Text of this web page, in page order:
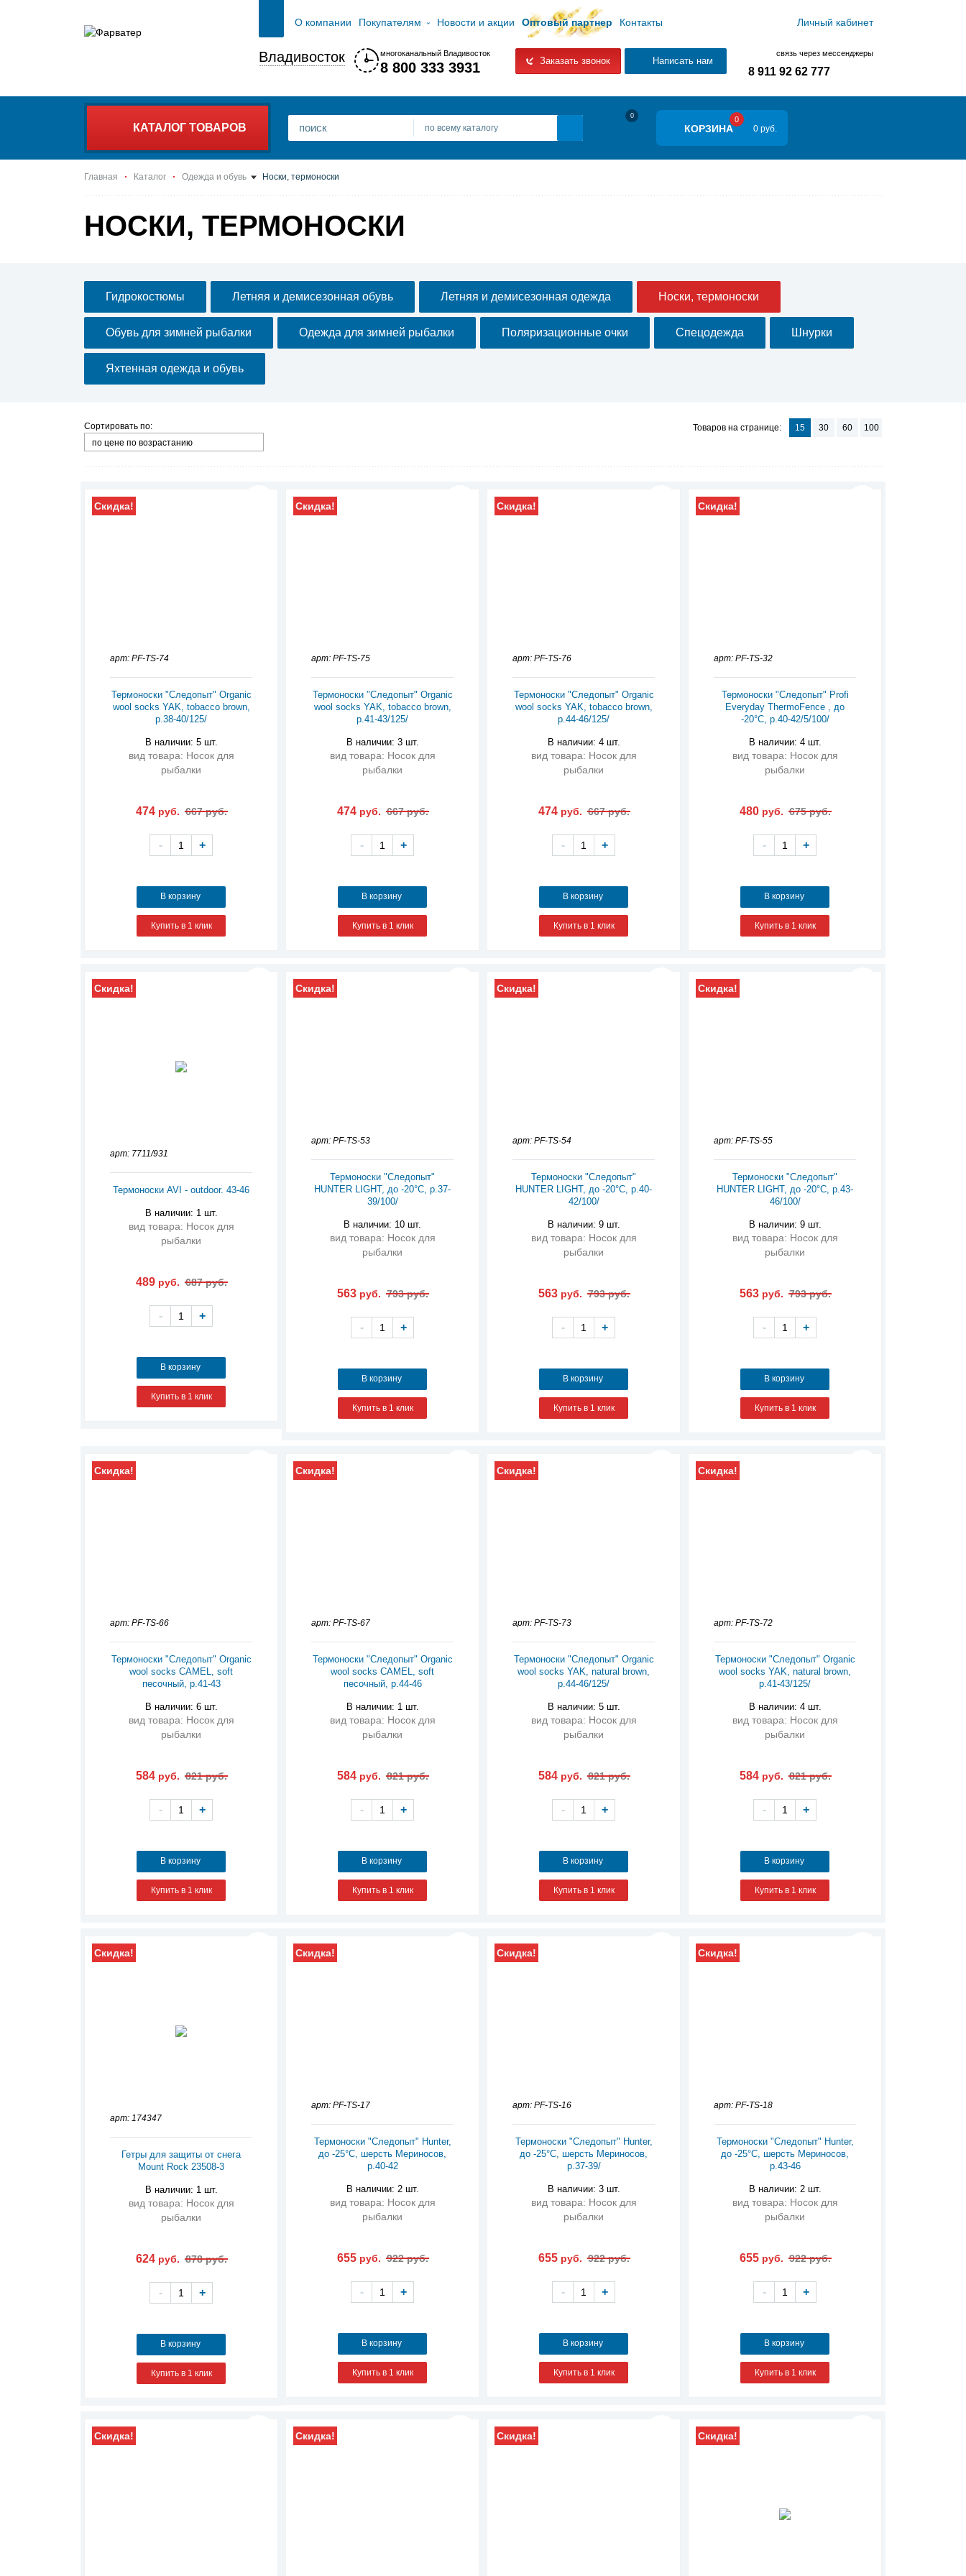
О компании Покупателям Новости и акции Оптовый партнер Контакты Личный кабинет
Владивосток многоканальный Владивосток
8 800 333 3931 Заказать звонок Написать нам
связь через мессенджеры
8 911 92 62 777
КАТАЛОГ ТОВАРОВ по всему каталогу
0
КОРЗИНА
0
0 руб.
Главная Каталог Одежда и обувь Носки, термоноски
НОСКИ, ТЕРМОНОСКИ
Гидрокостюмы Летняя и демисезонная обувь Летняя и демисезонная одежда Носки, термоноски
Обувь для зимней рыбалки Одежда для зимней рыбалки Поляризационные очки Спецодежда Шнурки
Яхтенная одежда и обувь
Сортировать по:
по цене по возрастанию
Товаров на странице: 15 30 60 100
Скидка!
арт: PF-TS-74
Термоноски "Следопыт" Organic
wool socks YAK, tobacco brown,
р.38-40/125/
В наличии: 5 шт.
вид товара: Носок для
рыбалки
474руб. 667 руб.
- +
В корзину
Купить в 1 клик
Скидка!
арт: PF-TS-75
Термоноски "Следопыт" Organic
wool socks YAK, tobacco brown,
р.41-43/125/
В наличии: 3 шт.
вид товара: Носок для
рыбалки
474руб. 667 руб.
- +
В корзину
Купить в 1 клик
Скидка!
арт: PF-TS-76
Термоноски "Следопыт" Organic
wool socks YAK, tobacco brown,
р.44-46/125/
В наличии: 4 шт.
вид товара: Носок для
рыбалки
474руб. 667 руб.
- +
В корзину
Купить в 1 клик
Скидка!
арт: PF-TS-32
Термоноски "Следопыт" Profi
Everyday ThermoFence , до
-20°С, р.40-42/5/100/
В наличии: 4 шт.
вид товара: Носок для
рыбалки
480руб. 675 руб.
- +
В корзину
Купить в 1 клик
Скидка!
арт: 7711/931
Термоноски AVI - outdoor. 43-46
В наличии: 1 шт.
вид товара: Носок для
рыбалки
489руб. 687 руб.
- +
В корзину
Купить в 1 клик
Скидка!
арт: PF-TS-53
Термоноски "Следопыт"
HUNTER LIGHT, до -20°С, р.37-
39/100/
В наличии: 10 шт.
вид товара: Носок для
рыбалки
563руб. 793 руб.
- +
В корзину
Купить в 1 клик
Скидка!
арт: PF-TS-54
Термоноски "Следопыт"
HUNTER LIGHT, до -20°С, р.40-
42/100/
В наличии: 9 шт.
вид товара: Носок для
рыбалки
563руб. 793 руб.
- +
В корзину
Купить в 1 клик
Скидка!
арт: PF-TS-55
Термоноски "Следопыт"
HUNTER LIGHT, до -20°С, р.43-
46/100/
В наличии: 9 шт.
вид товара: Носок для
рыбалки
563руб. 793 руб.
- +
В корзину
Купить в 1 клик
Скидка!
арт: PF-TS-66
Термоноски "Следопыт" Organic
wool socks CAMEL, soft
песочный, р.41-43
В наличии: 6 шт.
вид товара: Носок для
рыбалки
584руб. 821 руб.
- +
В корзину
Купить в 1 клик
Скидка!
арт: PF-TS-67
Термоноски "Следопыт" Organic
wool socks CAMEL, soft
песочный, р.44-46
В наличии: 1 шт.
вид товара: Носок для
рыбалки
584руб. 821 руб.
- +
В корзину
Купить в 1 клик
Скидка!
арт: PF-TS-73
Термоноски "Следопыт" Organic
wool socks YAK, natural brown,
р.44-46/125/
В наличии: 5 шт.
вид товара: Носок для
рыбалки
584руб. 821 руб.
- +
В корзину
Купить в 1 клик
Скидка!
арт: PF-TS-72
Термоноски "Следопыт" Organic
wool socks YAK, natural brown,
р.41-43/125/
В наличии: 4 шт.
вид товара: Носок для
рыбалки
584руб. 821 руб.
- +
В корзину
Купить в 1 клик
Скидка!
арт: 174347
Гетры для защиты от снега
Mount Rock 23508-3
В наличии: 1 шт.
вид товара: Носок для
рыбалки
624руб. 878 руб.
- +
В корзину
Купить в 1 клик
Скидка!
арт: PF-TS-17
Термоноски "Следопыт" Hunter,
до -25°С, шерсть Мериносов,
р.40-42
В наличии: 2 шт.
вид товара: Носок для
рыбалки
655руб. 922 руб.
- +
В корзину
Купить в 1 клик
Скидка!
арт: PF-TS-16
Термоноски "Следопыт" Hunter,
до -25°С, шерсть Мериносов,
р.37-39/
В наличии: 3 шт.
вид товара: Носок для
рыбалки
655руб. 922 руб.
- +
В корзину
Купить в 1 клик
Скидка!
арт: PF-TS-18
Термоноски "Следопыт" Hunter,
до -25°С, шерсть Мериносов,
р.43-46
В наличии: 2 шт.
вид товара: Носок для
рыбалки
655руб. 922 руб.
- +
В корзину
Купить в 1 клик
Скидка! Скидка! Скидка! Скидка!